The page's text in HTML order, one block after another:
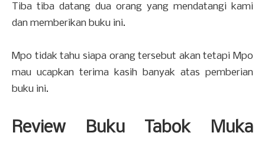
Tiba tiba datang dua orang yang mendatangi kami
dan memberikan buku ini.
Mpo tidak tahu siapa orang tersebut akan tetapi Mpo
mau ucapkan terima kasih banyak atas pemberian
buku ini.
Review Buku Tabok Muka